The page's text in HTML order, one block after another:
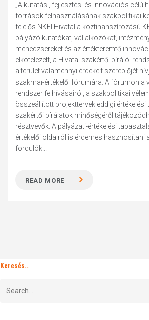
„A kutatási, fejlesztési és innovációs célú
források felhasználásának szakpolitikai
felelős NKFI Hivatal a közfinanszírozású
pályázó kutatókat, vállalkozókat,
menedzsereket és az értékteremtő
elkötelezett, a Hivatal szakértői bírálói
a terület valamennyi érdekelt szereplőjét
szakmai-értékelői fórumára. A fórumon a
rendszer felhívásairól, a szakpolitikai
összeállított projekttervek eddigi értékelési
szakértői bírálatok minőségéről
résztvevők. A pályázati-értékelési
értékelői oldalról is érdemes hasznosítani
fordulók...
READ MORE
Keresés..